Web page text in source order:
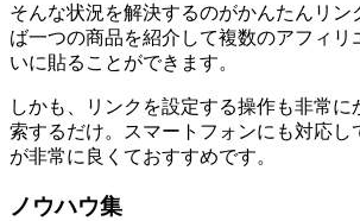
そんな状況を解決するのがかんたんリン
ば一つの商品を紹介して複数のアフィリ
いに貼ることができます。
しかも、リンクを設定する操作も非常に
索するだけ。スマートフォンにも対応し
が非常に良くておすすめです。
ノウハウ集